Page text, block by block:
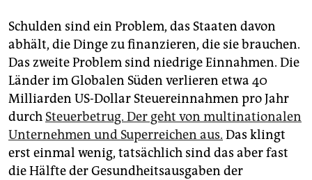
Schulden sind ein Problem, das Staaten davon
abhält, die Dinge zu finanzieren, die sie brauchen.
Das zweite Problem sind niedrige Einnahmen. Die
Länder im Globalen Süden verlieren etwa 40
Milliarden US-Dollar Steuereinnahmen pro Jahr
durch Steuerbetrug. Der geht von multinationalen
Unternehmen und Superreichen aus. Das klingt
erst einmal wenig, tatsächlich sind das aber fast
die Hälfte der Gesundheitsausgaben der